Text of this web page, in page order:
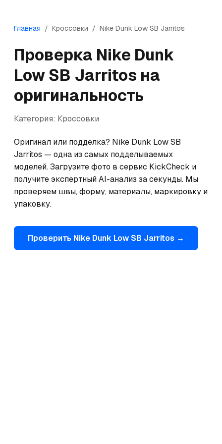
Главная / Кроссовки / Nike Dunk Low SB Jarritos
Проверка Nike Dunk
Low SB Jarritos на
оригинальность
Категория: Кроссовки
Оригинал или подделка? Nike Dunk Low SB
Jarritos — одна из самых подделываемых
моделей. Загрузите фото в сервис KickCheck и
получите экспертный AI-анализ за секунды. Мы
проверяем швы, форму, материалы, маркировку и
упаковку.
Проверить Nike Dunk Low SB Jarritos →